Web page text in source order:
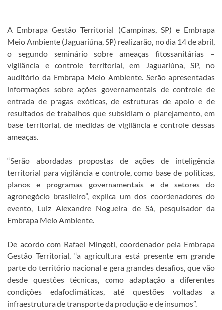
A Embrapa Gestão Territorial (Campinas, SP) e Embrapa
Meio Ambiente (Jaguariúna, SP) realizarão, no dia 14 de abril,
o segundo seminário sobre ameaças fitossanitárias –
vigilância e controle territorial, em Jaguariúna, SP, no
auditório da Embrapa Meio Ambiente. Serão apresentadas
informações sobre ações governamentais de controle de
entrada de pragas exóticas, de estruturas de apoio e de
resultados de trabalhos que subsidiam o planejamento, em
base territorial, de medidas de vigilância e controle dessas
ameaças.
“Serão abordadas propostas de ações de inteligência
territorial para vigilância e controle, como base de políticas,
planos e programas governamentais e de setores do
agronegócio brasileiro”, explica um dos coordenadores do
evento, Luiz Alexandre Nogueira de Sá, pesquisador da
Embrapa Meio Ambiente.
De acordo com Rafael Mingoti, coordenador pela Embrapa
Gestão Territorial, “a agricultura está presente em grande
parte do território nacional e gera grandes desafios, que vão
desde questões técnicas, como adaptação a diferentes
condições edafoclimáticas, até questões voltadas a
infraestrutura de transporte da produção e de insumos”.